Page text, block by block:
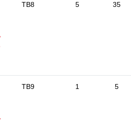
TB8 5 35
TB9 1 5